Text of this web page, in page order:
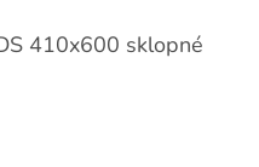
410x600 sklopné
z 5 hviezdičiek.